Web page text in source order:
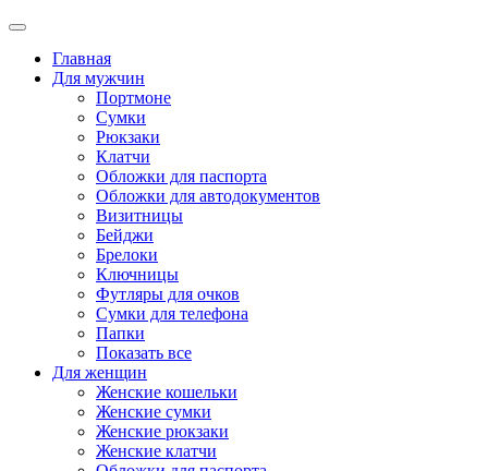
Главная
Для мужчин
Портмоне
Сумки
Рюкзаки
Клатчи
Обложки для паспорта
Обложки для автодокументов
Визитницы
Бейджи
Брелоки
Ключницы
Футляры для очков
Сумки для телефона
Папки
Показать все
Для женщин
Женские кошельки
Женские сумки
Женские рюкзаки
Женские клатчи